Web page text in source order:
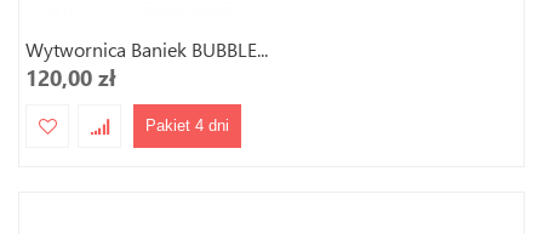
Wytwornica Baniek BUBBLE...
120,00 zł
Pakiet 4 dni